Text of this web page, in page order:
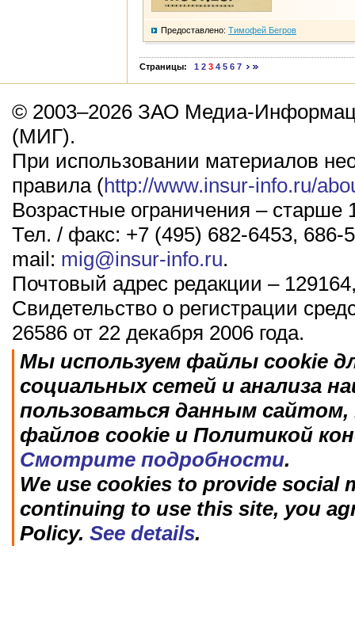
Предоставлено: Тимофей Бегров
Страницы: 1 2 3 4 5 6 7
© 2003–2026 ЗАО Медиа-
(МИГ).
При использовании материалов
правила (http://www.insur-info.ru/
Возрастные ограничения – старше
Тел. / факс: +7 (495) 682-6453, 686-
mail: mig@insur-info.ru.
Почтовый адрес редакции –
Свидетельство о регистрации
26586 от 22 декабря 2006 года.
Мы используем файлы cookie
социальных сетей и анализа
пользоваться данным
файлов cookie и Политикой
Смотрите подробности.
We use cookies to provide social
continuing to use this site, you
Policy. See details.